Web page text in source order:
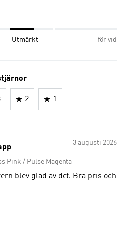
Utmärkt för vid
2 1
3 augusti 2026
Pink / Pulse Magenta
blev glad av det. Bra pris och